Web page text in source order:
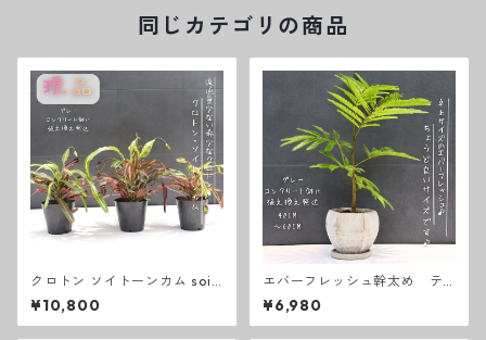
同じカテゴリの商品
クロトン ソイトーンカム soi t
hong kam 卓上サイズ 観葉植
物 熱帯植物 テーブルサイズ
¥10,800
エバーフレッシュ幹太め テ
ーブルサイズ 写真の黒色コン
クリート鉢に植え替えて出荷
♪
¥6,980